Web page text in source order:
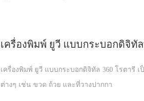
เครื่องพิมพ์ ยูวี แบบกระบอกดิจิทั
เครื่องพิมพ์ ยูวี แบบกระบอกดิจิทัล 360 โรตารี
ต่างๆ เช่น ขวด ถ้วย และที่วางปากกา